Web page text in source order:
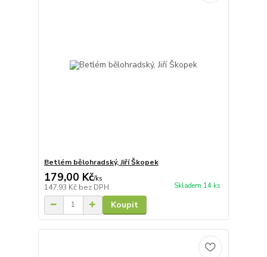
Betlém bělohradský, Jiří Škopek
179,00 Kč/ks
147,93 Kč bez DPH Skladem 14 ks
Koupit